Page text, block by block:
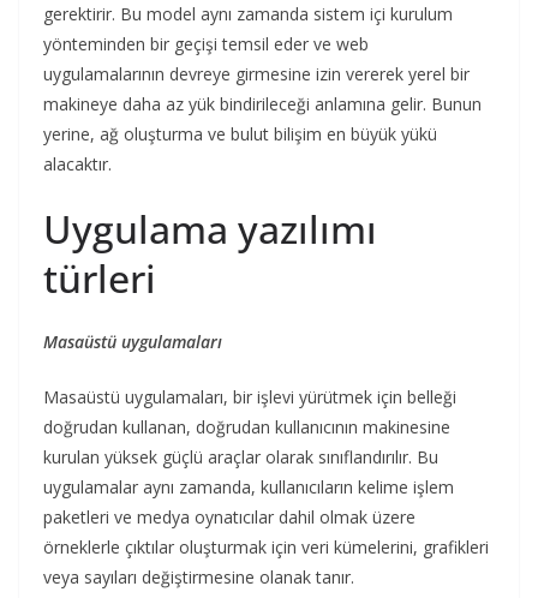
gerektirir. Bu model aynı zamanda sistem içi kurulum
yönteminden bir geçişi temsil eder ve web
uygulamalarının devreye girmesine izin vererek yerel bir
makineye daha az yük bindirileceği anlamına gelir. Bunun
yerine, ağ oluşturma ve bulut bilişim en büyük yükü
alacaktır.
Uygulama yazılımı
türleri
Masaüstü uygulamaları
Masaüstü uygulamaları, bir işlevi yürütmek için belleği
doğrudan kullanan, doğrudan kullanıcının makinesine
kurulan yüksek güçlü araçlar olarak sınıflandırılır. Bu
uygulamalar aynı zamanda, kullanıcıların kelime işlem
paketleri ve medya oynatıcılar dahil olmak üzere
örneklerle çıktılar oluşturmak için veri kümelerini, grafikleri
veya sayıları değiştirmesine olanak tanır.